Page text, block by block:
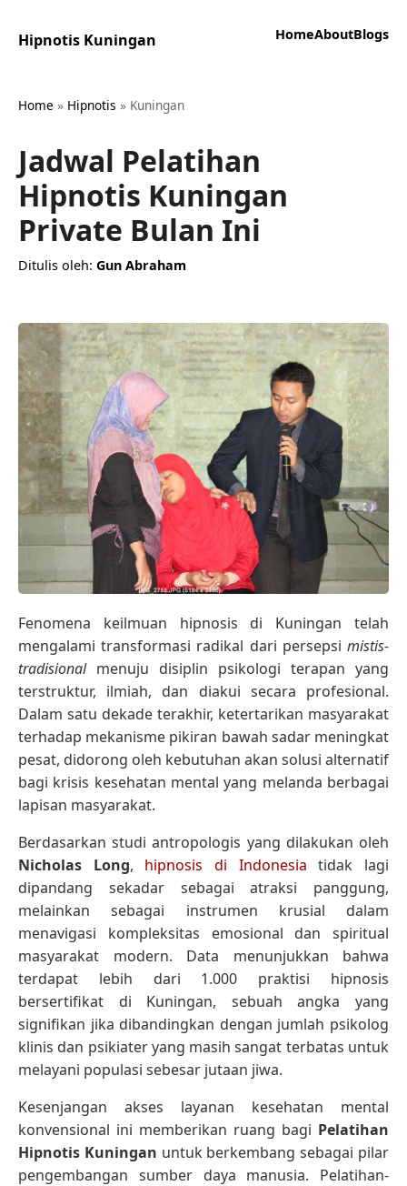
Hipnotis Kuningan HomeAboutBlogs
Home » Hipnotis » Kuningan
Jadwal Pelatihan
Hipnotis Kuningan
Private Bulan Ini
Ditulis oleh: Gun Abraham
Fenomena keilmuan hipnosis di Kuningan telah
mengalami transformasi radikal dari persepsi mistis-
tradisionalmenuju disiplin psikologi terapan yang
terstruktur, ilmiah, dan diakui secara profesional.
Dalam satu dekade terakhir, ketertarikan masyarakat
terhadap mekanisme pikiran bawah sadar meningkat
pesat, didorong oleh kebutuhan akan solusi alternatif
bagi krisis kesehatan mental yang melanda berbagai
lapisan masyarakat.
Berdasarkan studi antropologis yang dilakukan oleh
Nicholas Long, hipnosis di Indonesia tidak lagi
dipandang sekadar sebagai atraksi panggung,
melainkan sebagai instrumen krusial dalam
menavigasi kompleksitas emosional dan spiritual
masyarakat modern. Data menunjukkan bahwa
terdapat lebih dari 1.000 praktisi hipnosis
bersertifikat di Kuningan, sebuah angka yang
signifikan jika dibandingkan dengan jumlah psikolog
klinis dan psikiater yang masih sangat terbatas untuk
melayani populasi sebesar jutaan jiwa.
Kesenjangan akses layanan kesehatan mental
konvensional ini memberikan ruang bagi Pelatihan
Hipnotis Kuningan untuk berkembang sebagai pilar
pengembangan sumber daya manusia. Pelatihan-